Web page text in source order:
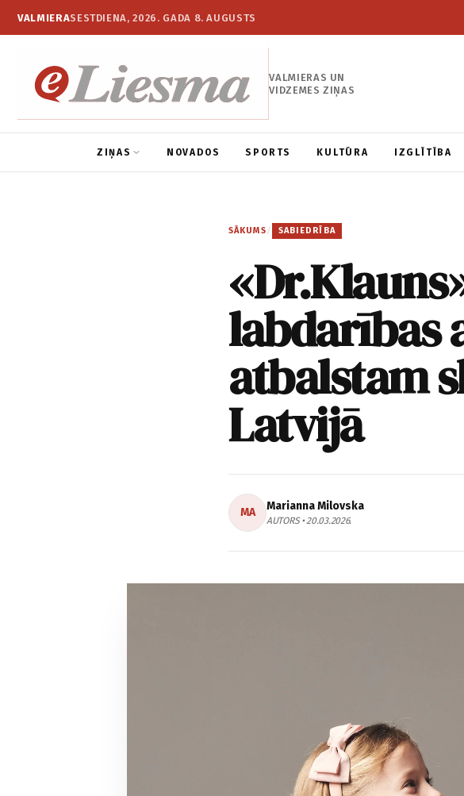
VALMIERASESTDIENA, 2026. GADA 8. AUGUSTS
VALMIERAS UN
VIDZEMES ZIŅAS
ZIŅAS NOVADOS SPORTS KULTŪRA IZGLĪTĪBA
SĀKUMS / SABIEDRĪBA
labdarības
atbalstam
Latvijā
MA Marianna Milovska
AUTORS • 20.03.2026.